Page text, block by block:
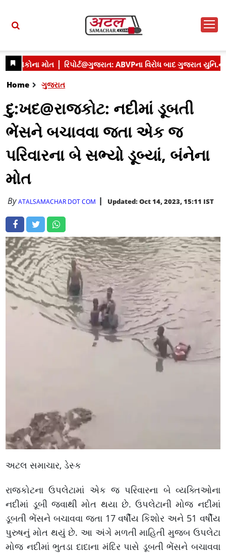
Home ગુજરાત
દુ:ખદ@રાજકોટ: નદીમાં ડૂબતી
ભેંસને બચાવવા જતા એક જ
પરિવારના બે સભ્યો ડૂબ્યાં, બંનેના
મોત
ByATALSAMACHAR DOT COM Updated: Oct 14, 2023, 15:11 IST
અટલ સમાચાર, ડેસ્ક
રાજકોટના ઉપલેટામાં એક જ પરિવારના બે વ્યક્તિઓના
નદીમાં ડૂબી જવાથી મોત થયા છે. ઉપલેટાની મોજ નદીમાં
ડૂબતી ભેંસને બચાવવા જતા 17 વર્ષીય કિશોર અને 51 વર્ષીય
પુરુષનું મોત થયું છે. આ અંગે મળતી માહિતી મુજબ ઉપલેટા
મોજ નદીમાં ભુતડા દાદાના મંદિર પાસે ડૂબતી ભેંસને બચાવવા